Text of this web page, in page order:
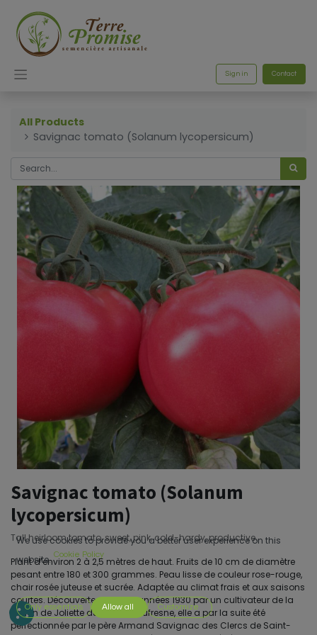
Sign in Contact
All Products
Savignac tomato (Solanum lycopersicum)
Savignac tomato (Solanum
lycopersicum)
Tall heirloom tomato, sweet, pink, cold-hardy, productive.
Plant d’environ 2 à 2,5 mètres de haut. Fruits de 10 cm de diamètre
pesant entre 180 et 300 grammes. Peau lisse de couleur rose-rouge,
chair rosée juteuse et sucrée. Adaptée au climat frais et aux saisons
courtes. Découverte dans les années 1930 par un cultivateur de la
région de Joliette du nom de Dufresne, elle a par la suite été
perfectionnée par le père Armand Savignac des Clercs de Saint-
We use cookies to provide you a better user experience on this
website. Cookie Policy
Only essentials Allow all Customize